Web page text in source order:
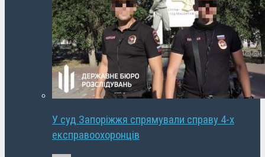
У суд Запоріжжя спрямували справу 4-х
експравоохоронців